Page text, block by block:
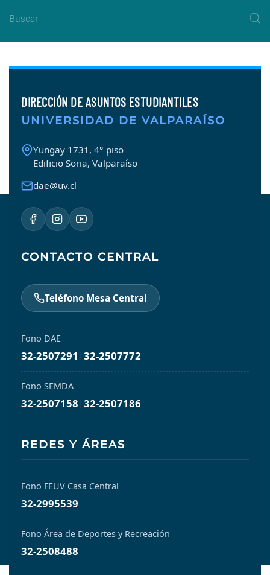
DIRECCIÓN DE ASUNTOS ESTUDIANTILES
UNIVERSIDAD DE VALPARAÍSO
Yungay 1731, 4° piso
Edificio Soria, Valparaíso
dae@uv.cl
CONTACTO CENTRAL
Teléfono Mesa Central
Fono DAE
32-2507291 |32-2507772
Fono SEMDA
32-2507158 |32-2507186
REDES Y ÁREAS
Fono FEUV Casa Central
32-2995539
Fono Área de Deportes y Recreación
32-2508488